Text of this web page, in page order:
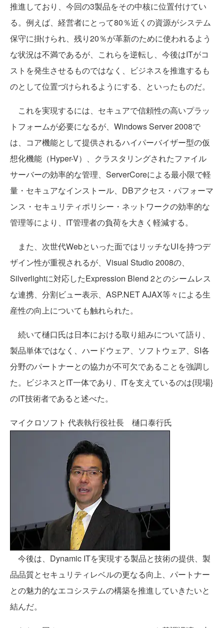
推進しており、今回の3製品をその中核に位置付けてい
る。例えば、経営者にとって80％近くの資源がシステム
保守に掛けられ、残り20％が革新のために使われるよう
な状況は不満であるが、これらを逆転し、今後はITがコ
ストを発生させるものではなく、ビジネスを推進するも
のとして位置づけられるようにする、といったものだ。
これを実現するには、セキュアで信頼性の高いプラッ
トフォームが必要になるが、Windows Server 2008で
は、コア機能として提供されるハイパーバイザー型の仮
想化機能（Hyper-V）、クラスタリングされたファイル
サーバーの効率的な管理、ServerCoreによる最小限で軽
量・セキュアなインストール、DBアクセス・パフォーマ
ンス・セキュリティポリシー・ネットワークの効率的な
管理等により、IT管理者の負荷を大きく軽減する。
また、次世代Webといった面ではリッチなUIを持つデ
ザイン性が重視されるが、Visual Studio 2008の、
Silverlightに対応したExpression Blend 2とのシームレス
な連携、分割ビュー表示、ASP.NET AJAX等々による生
産性の向上についても触れられた。
続いて樋口氏は日本における取り組みについて語り、
製品単体ではなく、ハードウェア、ソフトウェア、SI各
分野のパートナーとの協力が不可欠であることを強調し
た。ビジネスとIT一体であり、ITを支えているのは{現場}
のIT技術者であると述べた。
マイクロソフト 代表執行役社長 樋口泰行氏
今後は、Dynamic ITを実現する製品と技術の提供、製
品品質とセキュリティレベルの更なる向上、パートナー
との魅力的なエコシステムの構築を推進していきたいと
結んだ。